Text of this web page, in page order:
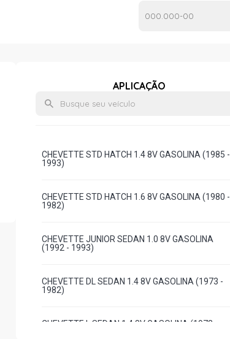
APLICAÇÃO
CHEVETTE STD HATCH 1.4 8V GASOLINA (1985 -
1993)
CHEVETTE STD HATCH 1.6 8V GASOLINA (1980 -
1982)
CHEVETTE JUNIOR SEDAN 1.0 8V GASOLINA
(1992 - 1993)
CHEVETTE DL SEDAN 1.4 8V GASOLINA (1973 -
1982)
CHEVETTE L SEDAN 1.4 8V GASOLINA (1973 -